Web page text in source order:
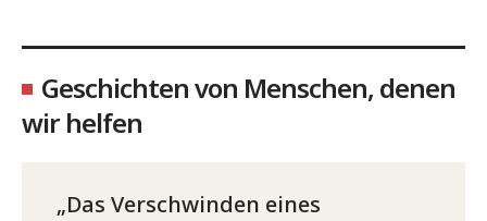
Geschichten von Menschen, denen
wir helfen
Das Verschwinden eines